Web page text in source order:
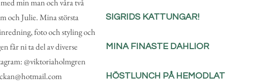
min man och våra två
och Julie. Mina största
foto och styling och
får ni ta del av diverse
@viktoriaholmgren
SIGRIDS KATTUNGAR!
MINA FINASTE DAHLIOR
HÖSTLUNCH PÅ HEMODLAT